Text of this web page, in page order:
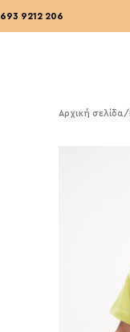
693 9212 206
Αρχική σελίδα/